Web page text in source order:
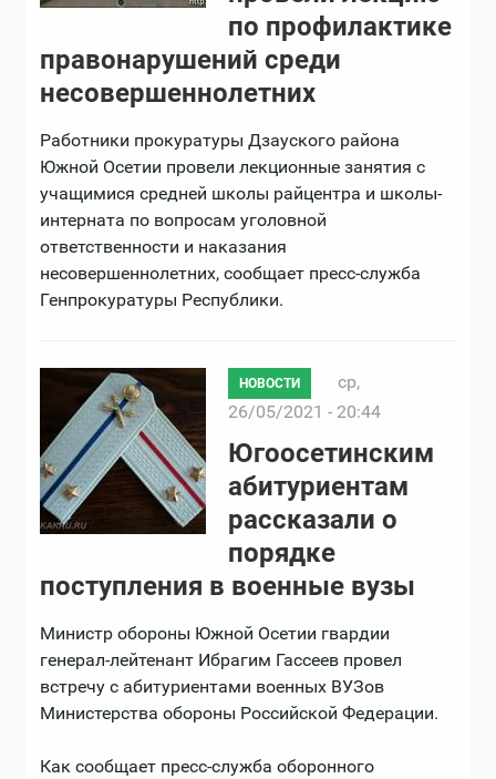
по профилактике
правонарушений среди
несовершеннолетних
Работники прокуратуры Дзауского района
Южной Осетии провели лекционные занятия с
учащимися средней школы райцентра и школы-
интерната по вопросам уголовной
ответственности и наказания
несовершеннолетних, сообщает пресс-служба
Генпрокуратуры Республики.
НОВОСТИ
ср,
26/05/2021 - 20:44
Югоосетинским
абитуриентам
рассказали о
порядке
поступления в военные вузы
Министр обороны Южной Осетии гвардии
генерал-лейтенант Ибрагим Гассеев провел
встречу с абитуриентами военных ВУЗов
Министерства обороны Российской Федерации.
Как сообщает пресс-служба оборонного